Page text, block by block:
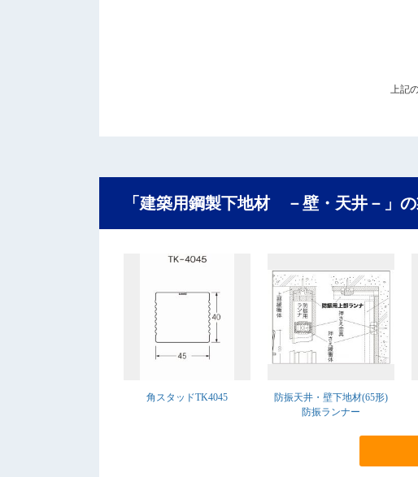
上記
「建築用鋼製下地材 －壁・天井－」
角スタッドTK4045
防振天井・壁下地材(65形)
防振ランナー